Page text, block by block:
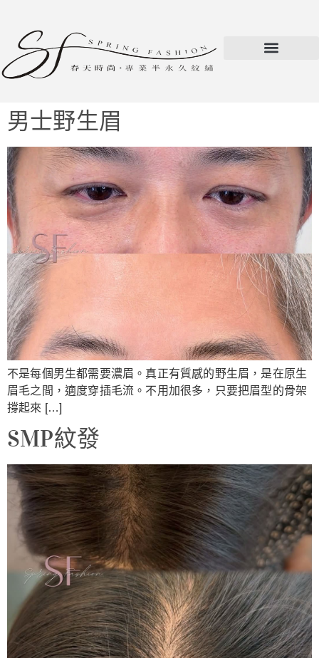
男士野生眉
不是每個男生都需要濃眉。真正有質感的野生眉，是在原生
眉毛之間，適度穿插毛流。不用加很多，只要把眉型的骨架
撐起來 […]
SMP紋發